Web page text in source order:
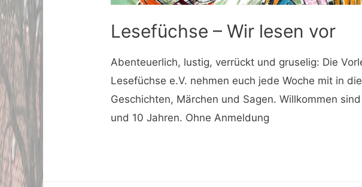
Lesefüchse – Wir lesen vor
Abenteuerlich, lustig, verrückt und gruselig: Die
Lesefüchse e.V. nehmen euch jede Woche mit in
Geschichten, Märchen und Sagen. Willkommen
und 10 Jahren. Ohne Anmeldung